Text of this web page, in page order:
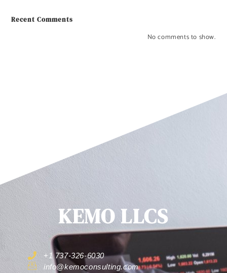
Recent Comments
No comments to show.
KEMO LLCS
+1 737-326-6030
info@kemoconsulting.com